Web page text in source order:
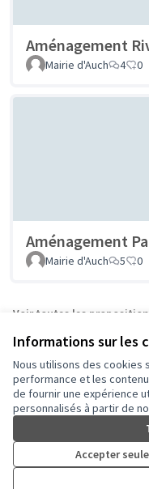
Informations sur les
Nous utilisons des cookies
performance et les
de fournir une expérience
personnalisés à partir de
Accepter
Aménagement
Mairie d'Auch 4 0
Aménagement
Mairie d'Auch 5 0
Voir toutes les
Conditions d'utilisation
Paramètres des cookies
Auch - Agir pour ma ville
(Lien externe)
Auch - Agir pour ma